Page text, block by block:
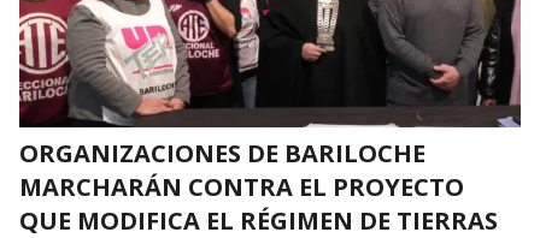
ORGANIZACIONES DE BARILOCHE
MARCHARÁN CONTRA EL PROYECTO
QUE MODIFICA EL RÉGIMEN DE TIERRAS